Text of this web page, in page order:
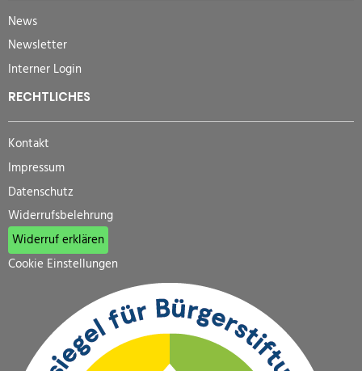
News
Newsletter
Interner Login
RECHTLICHES
Kontakt
Impressum
Datenschutz
Widerrufsbelehrung
Widerruf erklären
Cookie Einstellungen